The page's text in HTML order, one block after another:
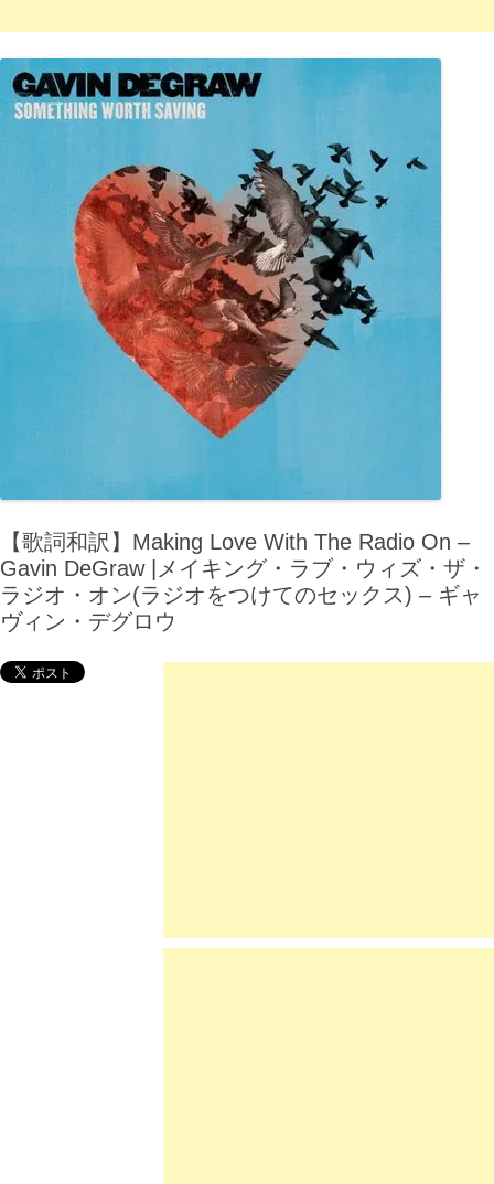
【歌詞和訳】Making Love With The Radio On –
Gavin DeGraw |メイキング・ラブ・ウィズ・ザ・
ラジオ・オン(ラジオをつけてのセックス) – ギャ
ヴィン・デグロウ